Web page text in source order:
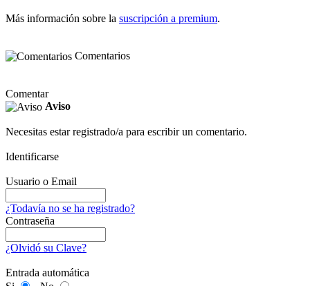
Más información sobre la suscripción a premium.
Comentarios
Comentar
Aviso
Necesitas estar registrado/a para escribir un comentario.
Identificarse
Usuario o Email
¿Todavía no se ha registrado?
Contraseña
¿Olvidó su Clave?
Entrada automática